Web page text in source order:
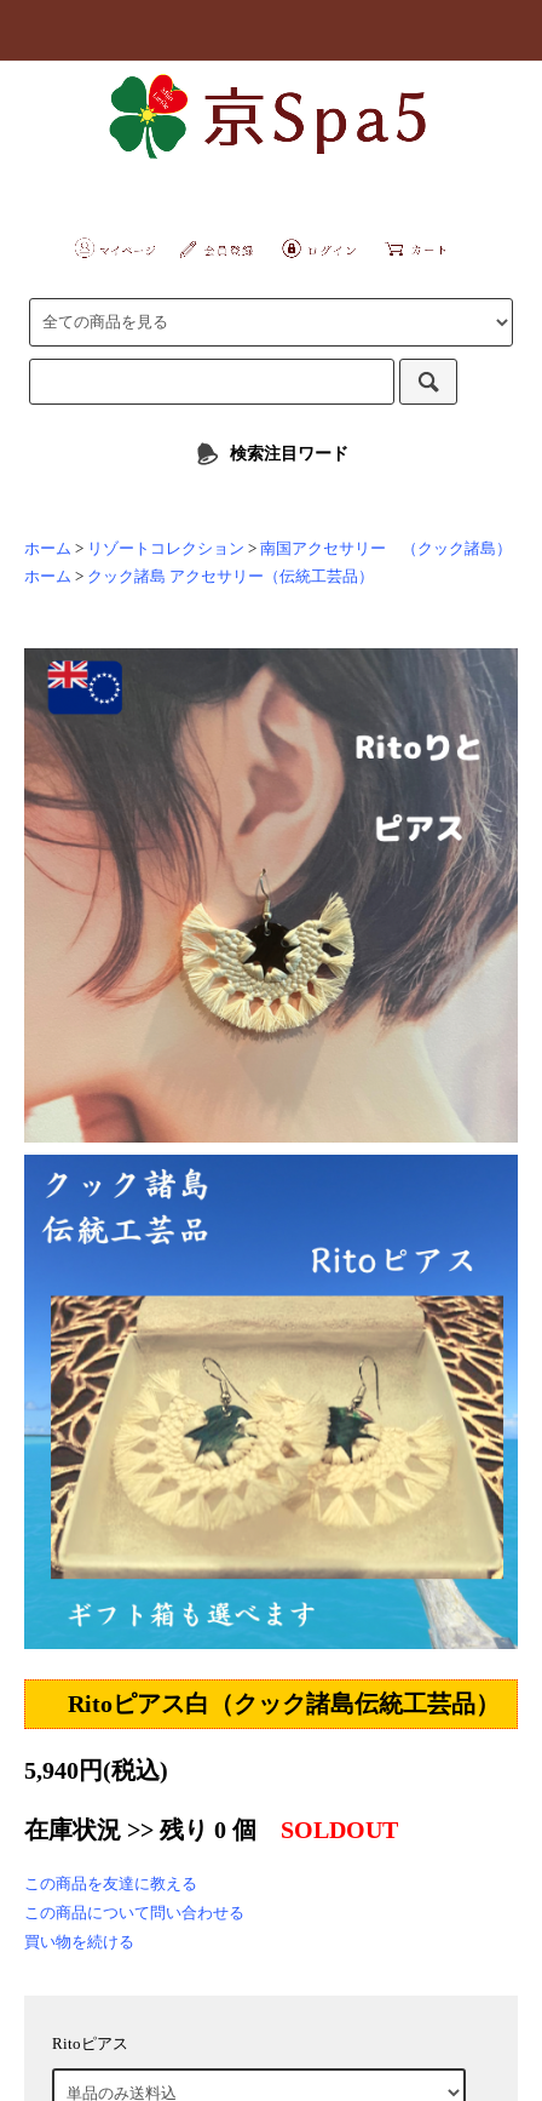
検索注目ワード
ホーム > リゾートコレクション > 南国アクセサリー （クック諸島）
ホーム > クック諸島 アクセサリー（伝統工芸品）
Ritoピアス白（クック諸島伝統工芸品）
5,940円(税込)
在庫状況 >> 残り 0 個 SOLDOUT
この商品を友達に教える
この商品について問い合わせる
買い物を続ける
Ritoピアス